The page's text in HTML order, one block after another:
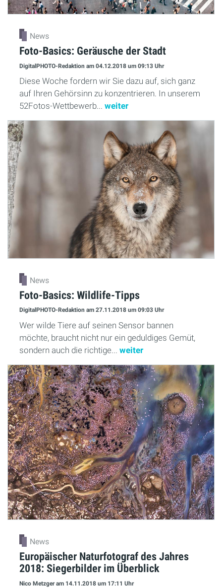
News
Foto-Basics: Geräusche der Stadt
DigitalPHOTO-Redaktion am 04.12.2018 um 09:13 Uhr
Diese Woche fordern wir Sie dazu auf, sich ganz
auf Ihren Gehörsinn zu konzentrieren. In unserem
52Fotos-Wettbewerb... weiter
News
Foto-Basics: Wildlife-Tipps
DigitalPHOTO-Redaktion am 27.11.2018 um 09:03 Uhr
Wer wilde Tiere auf seinen Sensor bannen
möchte, braucht nicht nur ein geduldiges Gemüt,
sondern auch die richtige... weiter
News
Europäischer Naturfotograf des Jahres
2018: Siegerbilder im Überblick
Nico Metzgeram 14.11.2018 um 17:11 Uhr